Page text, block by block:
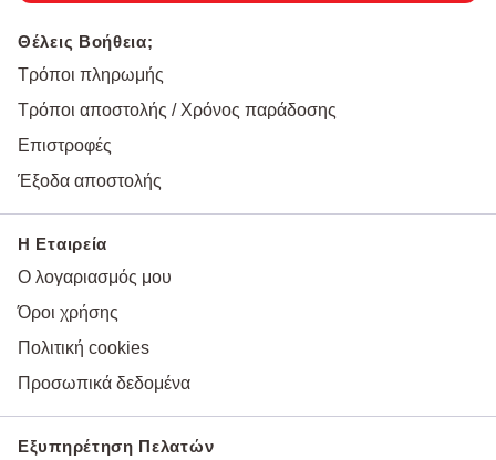
Θέλεις Βοήθεια;
Τρόποι πληρωμής
Τρόποι αποστολής / Χρόνος παράδοσης
Επιστροφές
Έξοδα αποστολής
Η Εταιρεία
Ο λογαριασμός μου
Όροι χρήσης
Πολιτική cookies
Προσωπικά δεδομένα
Εξυπηρέτηση Πελατών